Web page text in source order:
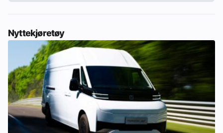
Nyttekjøretøy